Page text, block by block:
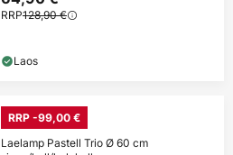
RRP128,90 €
Laos
RRP -99,00 €
Laelamp Pastell Trio Ø 60 cm